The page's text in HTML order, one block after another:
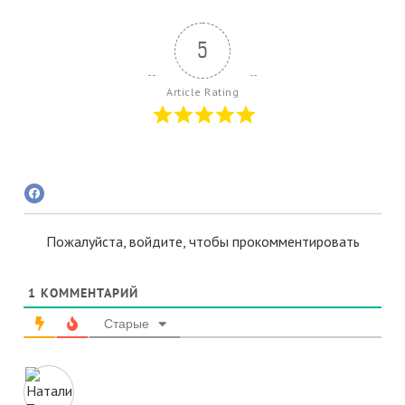
5
Article Rating
Пожалуйста, войдите, чтобы прокомментировать
1 КОММЕНТАРИЙ
Старые